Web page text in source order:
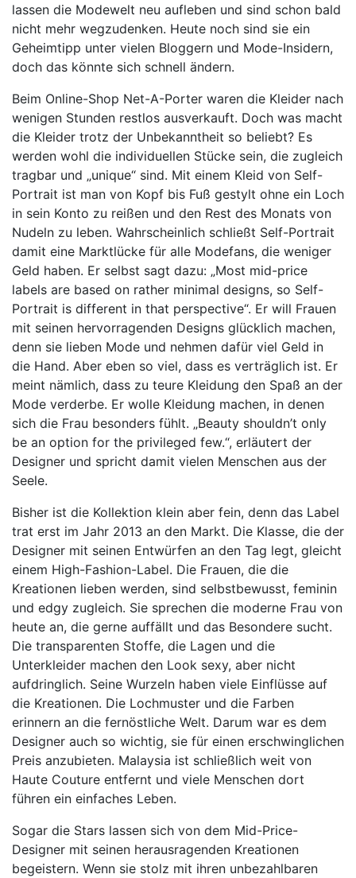
lassen die Modewelt neu aufleben und sind schon bald
nicht mehr wegzudenken. Heute noch sind sie ein
Geheimtipp unter vielen Bloggern und Mode-Insidern,
doch das könnte sich schnell ändern.
Beim Online-Shop Net-A-Porter waren die Kleider nach
wenigen Stunden restlos ausverkauft. Doch was macht
die Kleider trotz der Unbekanntheit so beliebt? Es
werden wohl die individuellen Stücke sein, die zugleich
tragbar und „unique“ sind. Mit einem Kleid von Self-
Portrait ist man von Kopf bis Fuß gestylt ohne ein Loch
in sein Konto zu reißen und den Rest des Monats von
Nudeln zu leben. Wahrscheinlich schließt Self-Portrait
damit eine Marktlücke für alle Modefans, die weniger
Geld haben. Er selbst sagt dazu: „Most mid-price
labels are based on rather minimal designs, so Self-
Portrait is different in that perspective“. Er will Frauen
mit seinen hervorragenden Designs glücklich machen,
denn sie lieben Mode und nehmen dafür viel Geld in
die Hand. Aber eben so viel, dass es verträglich ist. Er
meint nämlich, dass zu teure Kleidung den Spaß an der
Mode verderbe. Er wolle Kleidung machen, in denen
sich die Frau besonders fühlt. „Beauty shouldn’t only
be an option for the privileged few.“, erläutert der
Designer und spricht damit vielen Menschen aus der
Seele.
Bisher ist die Kollektion klein aber fein, denn das Label
trat erst im Jahr 2013 an den Markt. Die Klasse, die der
Designer mit seinen Entwürfen an den Tag legt, gleicht
einem High-Fashion-Label. Die Frauen, die die
Kreationen lieben werden, sind selbstbewusst, feminin
und edgy zugleich. Sie sprechen die moderne Frau von
heute an, die gerne auffällt und das Besondere sucht.
Die transparenten Stoffe, die Lagen und die
Unterkleider machen den Look sexy, aber nicht
aufdringlich. Seine Wurzeln haben viele Einflüsse auf
die Kreationen. Die Lochmuster und die Farben
erinnern an die fernöstliche Welt. Darum war es dem
Designer auch so wichtig, sie für einen erschwinglichen
Preis anzubieten. Malaysia ist schließlich weit von
Haute Couture entfernt und viele Menschen dort
führen ein einfaches Leben.
Sogar die Stars lassen sich von dem Mid-Price-
Designer mit seinen herausragenden Kreationen
begeistern. Wenn sie stolz mit ihren unbezahlbaren